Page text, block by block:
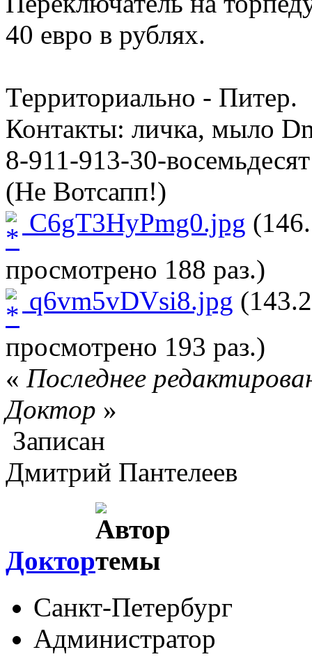
40 евро в рублях.
Территориально - Питер.
Контакты: личка, мыло
8-911-913-30-
(Не Вотсапп!)
C6gT3HyPmg0.jpg
просмотрено 188 раз.)
q6vm5vDVsi8.jpg
просмотрено 193 раз.)
« Последнее
Доктор »
Записан
Дмитрий Пантелеев
Доктор
Санкт-Петербург
Администратор